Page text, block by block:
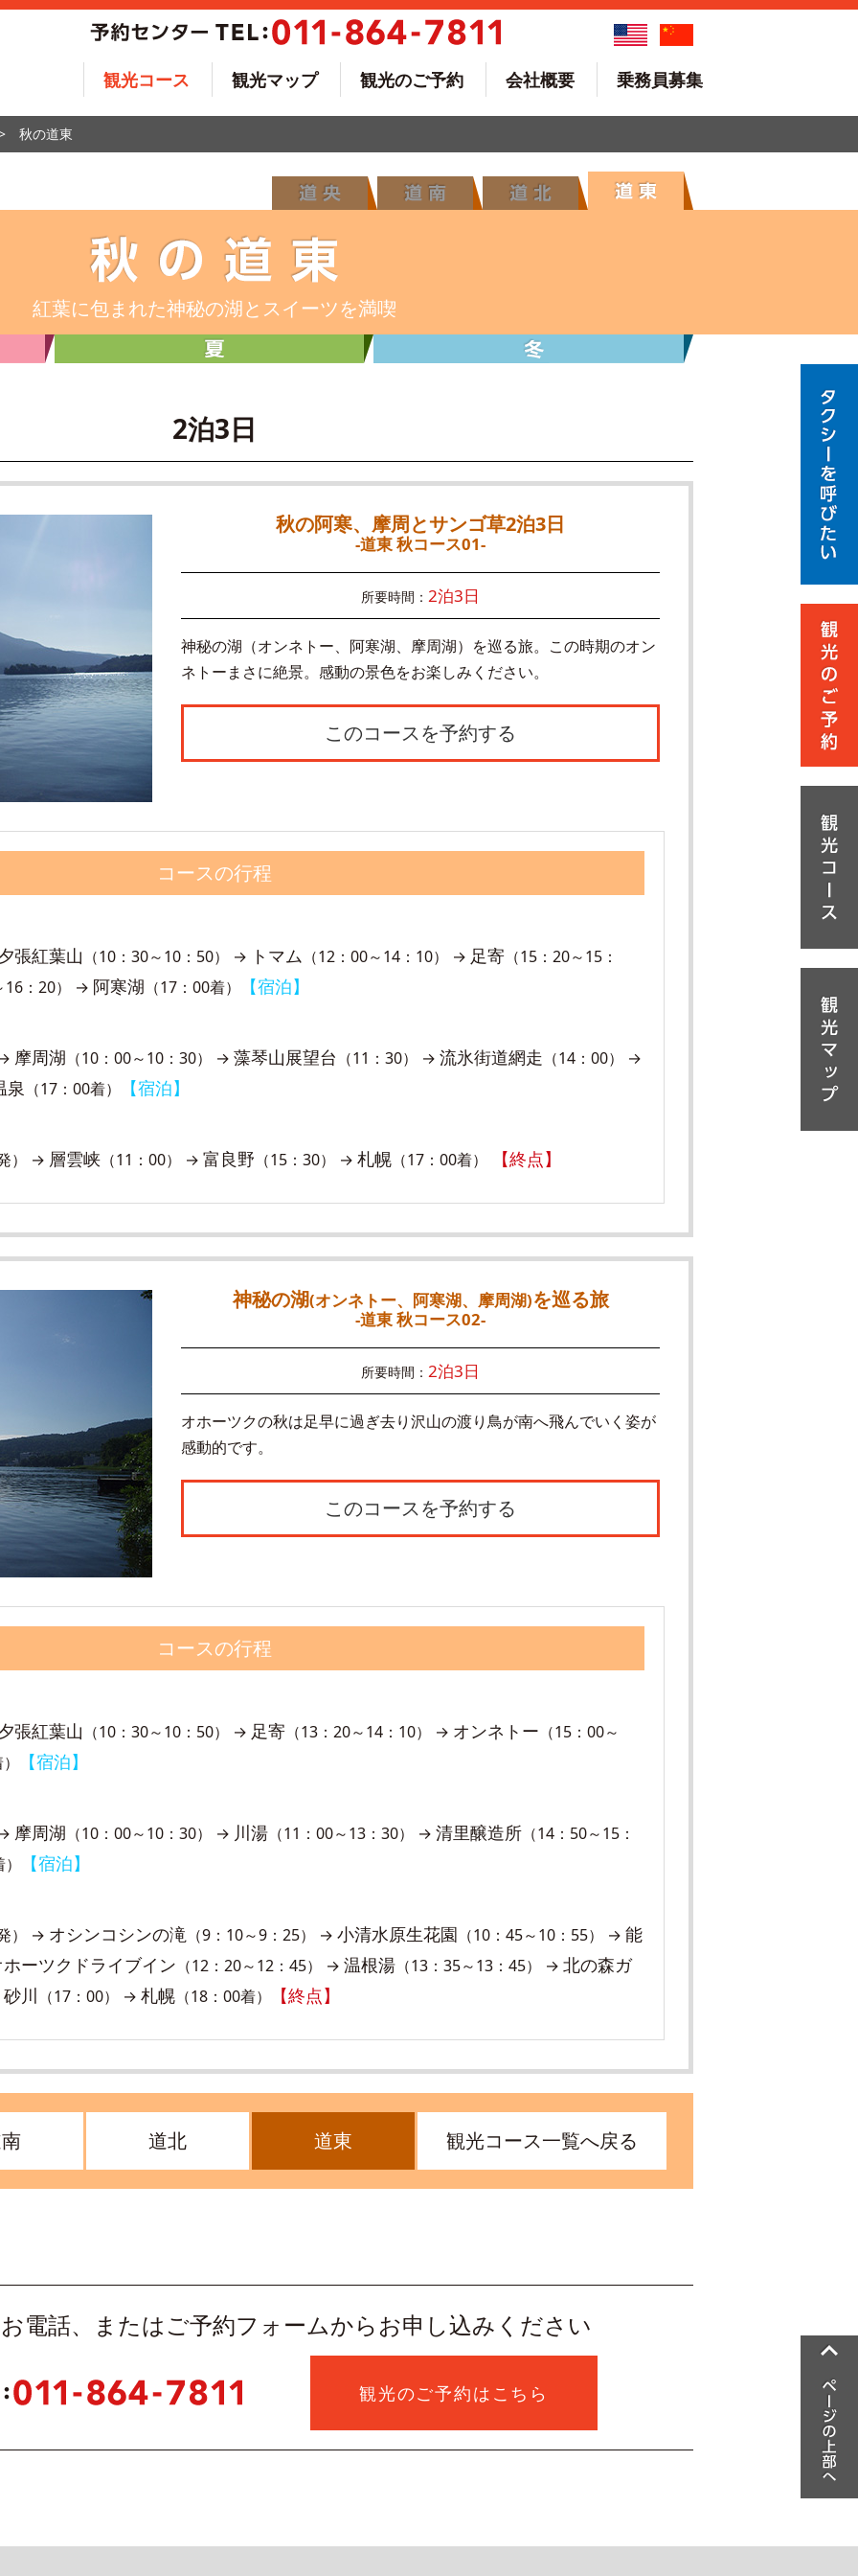
観光コース 観光マップ 観光のご予約 会社概要 乗務員募集
秋の道東
秋の道東
紅葉に包まれた神秘の湖と スイーツを満喫
2泊3日
秋の阿寒、摩周とサンゴ草2泊3日
-道東 秋コース01-
所要時間： 2泊3日
神秘の湖（オンネトー、阿寒湖、摩周湖）を巡る旅。この時期のオン
ネトーまさに絶景。感動の景色をお楽しみください。
このコースを予約する
コースの行程
張紅葉山 （10：30～10：50） → トマム （12：00～14：10） → 足寄 （15：20～15：
16：20） → 阿寒湖 （17：00着） 【宿泊】
摩周湖 （10：00～10：30） → 藻琴山展望台 （11：30） → 流氷街道網走 （14：00） →
泉 （17：00着） 【宿泊】
） → 層雲峡 （11：00） → 富良野 （15：30） → 札幌 （17：00着） 【終点】
神秘の湖(オンネトー、阿寒湖、摩周湖)を巡る旅
-道東 秋コース02-
所要時間： 2泊3日
オホーツクの秋は足早に過ぎ去り沢山の渡り鳥が南へ飛んでいく姿が
感動的です。
このコースを予約する
コースの行程
張紅葉山 （10：30～10：50） → 足寄 （13：20～14：10） → オンネトー （15：00～
【宿泊】
摩周湖 （10：00～10：30） → 川湯 （11：00～13：30） → 清里醸造所 （14：50～15：
【宿泊】
） → オシンコシンの滝 （9：10～9：25） → 小清水原生花園 （10：45～10：55） → 能
ーツクドライブイン （12：20～12：45） → 温根湯 （13：35～13：45） → 北の森ガ
砂川 （17：00） → 札幌 （18：00着） 【終点】
道北 道東 観光コース一覧へ戻る
電話、またはご予約フォームからお申し込みください
観光のご予約はこちら